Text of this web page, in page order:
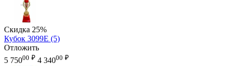
Скидка 25%
Кубок 3099E (5)
Отложить
5 75000 ₽ 4 34000 ₽